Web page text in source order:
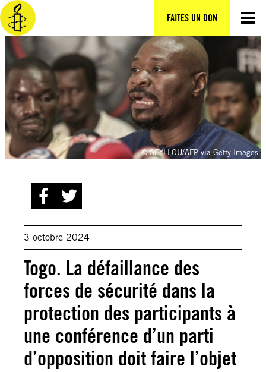
FAITES UN DON
Aller
au
contenu
© SEYLLOU/AFP via Getty Images
3 octobre 2024
Togo. La défaillance des
forces de sécurité dans la
protection des participants à
une conférence d’un parti
d’opposition doit faire l’objet